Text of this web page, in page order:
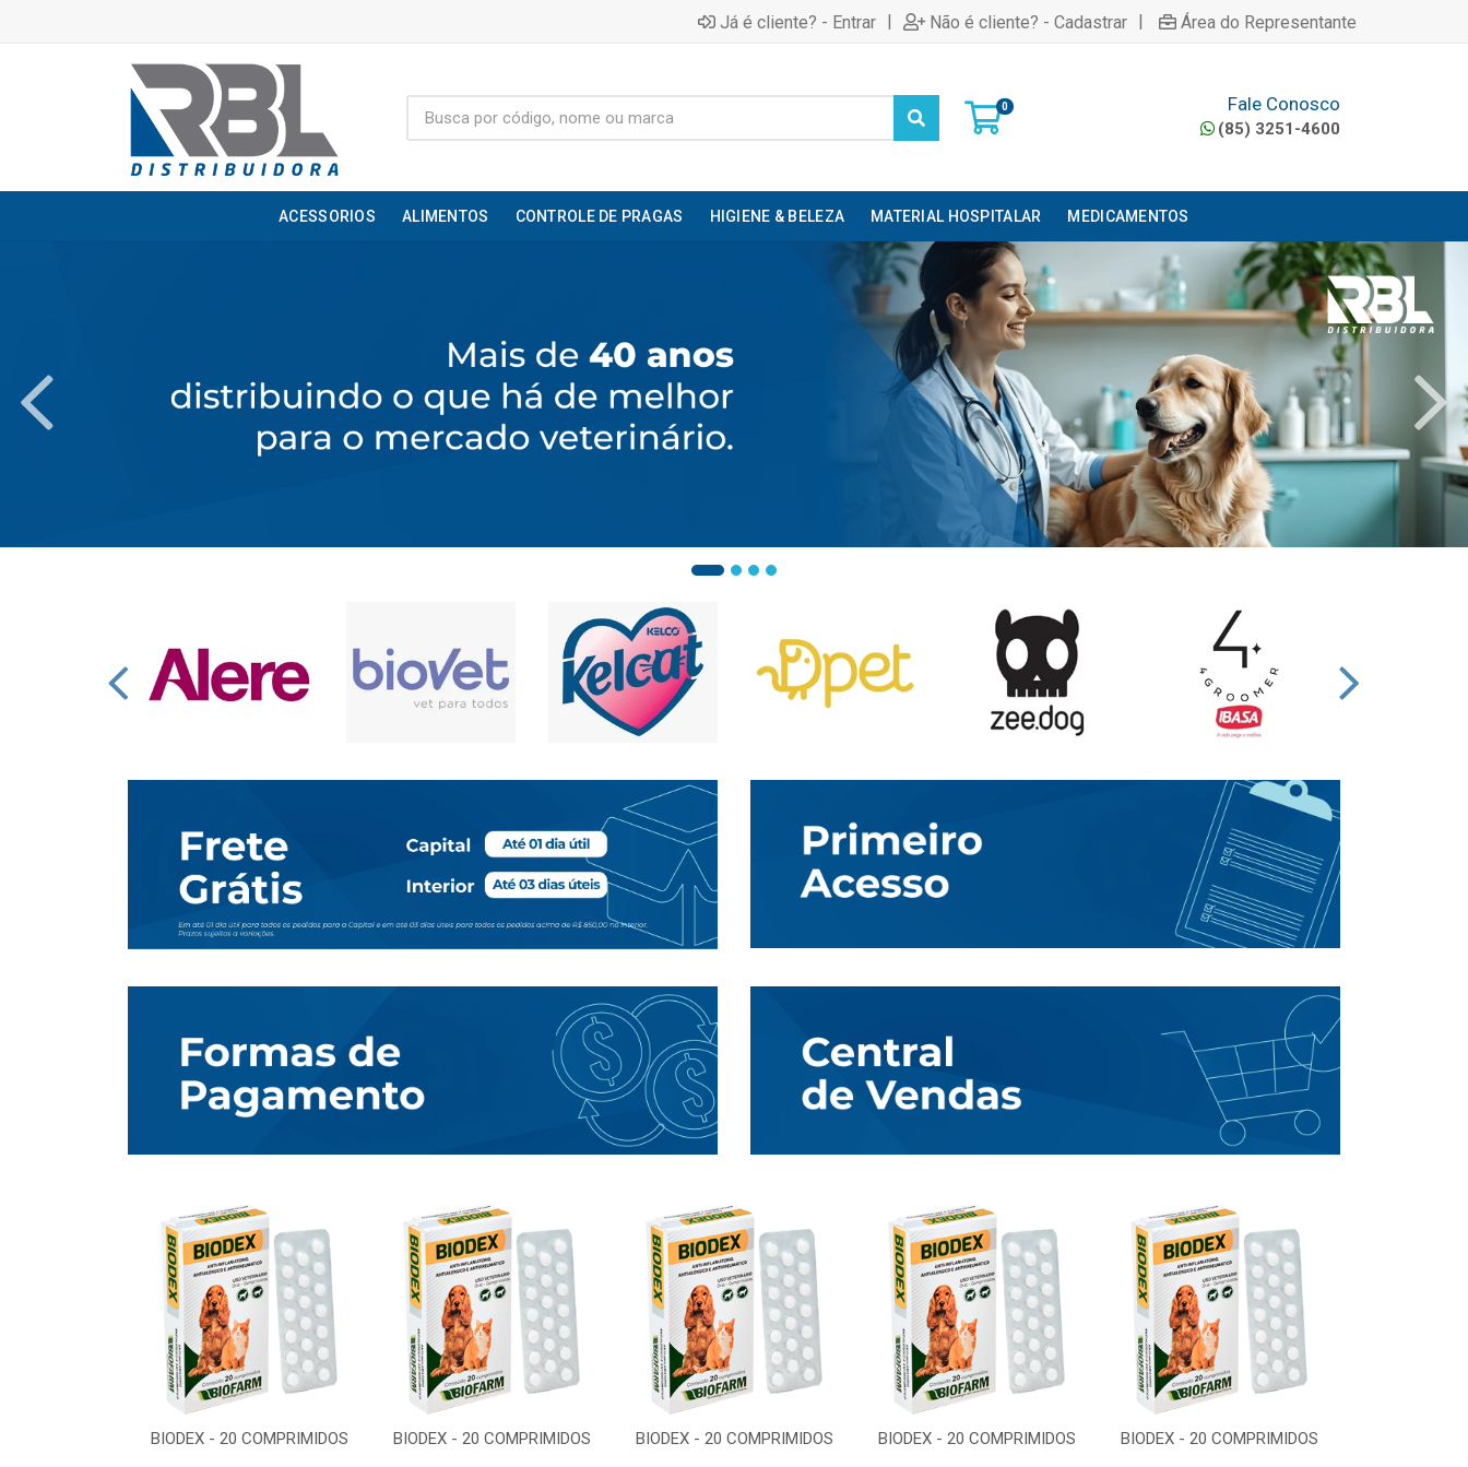
Já é cliente? - Entrar | Não é cliente? - Cadastrar | Área do Representante
0 Fale Conosco
(85) 3251-4600
ACESSORIOS ALIMENTOS CONTROLE DE PRAGAS HIGIENE & BELEZA MATERIAL HOSPITALAR MEDICAMENTOS
BIODEX - 20 COMPRIMIDOS BIODEX - 20 COMPRIMIDOS BIODEX - 20 COMPRIMIDOS BIODEX - 20 COMPRIMIDOS BIODEX - 20 COMPRIMIDOS